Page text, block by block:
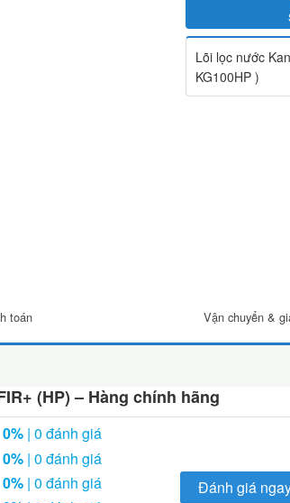
Lõi lọc nước
KG100HP )
toán Vận chuyển &
(HP) – Hàng chính hãng
0%| 0 đánh giá
0%| 0 đánh giá
0%| 0 đánh giá
Đánh giá